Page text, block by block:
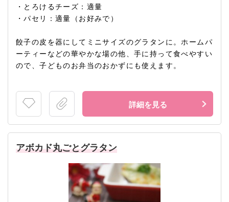
・とろけるチーズ：適量
・パセリ：適量（お好みで）
餃子の皮を器にしてミニサイズのグラタンに。ホームパ
ーティーなどの華やかな場の他、手に持って食べやすい
ので、子どものお弁当のおかずにも使えます。
詳細を見る
アボカド丸ごとグラタン